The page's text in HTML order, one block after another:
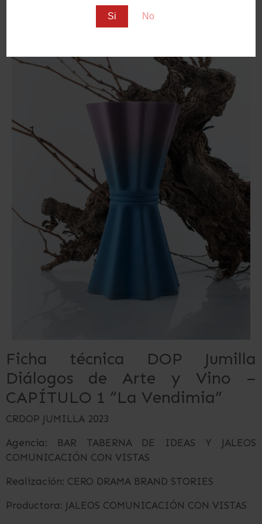
Si No
Ficha técnica DOP Jumilla
Diálogos de Arte y Vino –
CAPÍTULO 1 “La Vendimia”
CRDOP JUMILLA 2023
Agencia: BAR TABERNA DE IDEAS Y JALEOS
COMUNICACIÓN CON VISTAS
Realización: CERO DRAMA BRAND STORIES
Productora: JALEOS COMUNICACIÓN CON VISTAS